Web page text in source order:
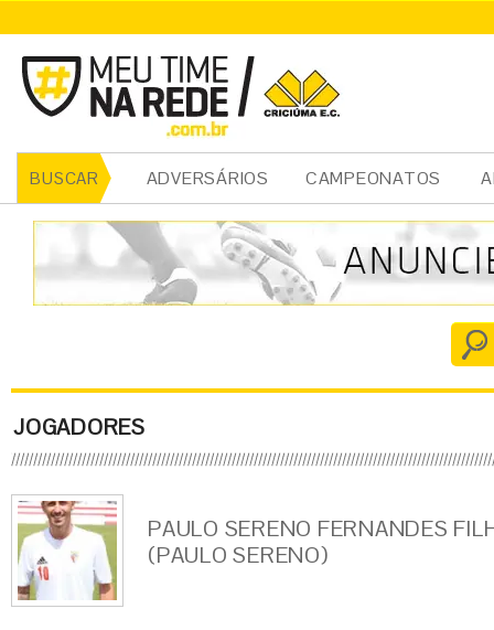
BUSCAR ADVERSÁRIOS CAMPEONATOS
JOGADORES
PAULO SERENO FERNANDES
(PAULO SERENO)